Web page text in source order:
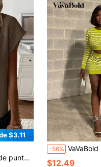
$3.11
y casual para uso diario
-56% VaVaBold Nuevo conjunto de 2 piezas de suéter de manga
$12.49